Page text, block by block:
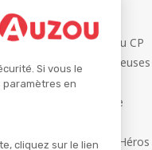
Si vous le
paramètres en
cliquez sur le lien
P'tit Loup
Les Héros du CP
Les Influenceuses
Migali
Petite Taupe
Ma Boîte à Héros